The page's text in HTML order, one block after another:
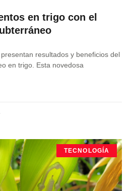
en trigo con el
resultados y beneficios del
en trigo. Esta novedosa
TECNOLOGÍA